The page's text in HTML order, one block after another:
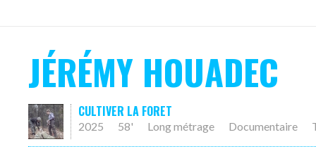
JÉRÉMY HOUADEC
CULTIVER LA FORET
2025 58' Long métrage Documentaire